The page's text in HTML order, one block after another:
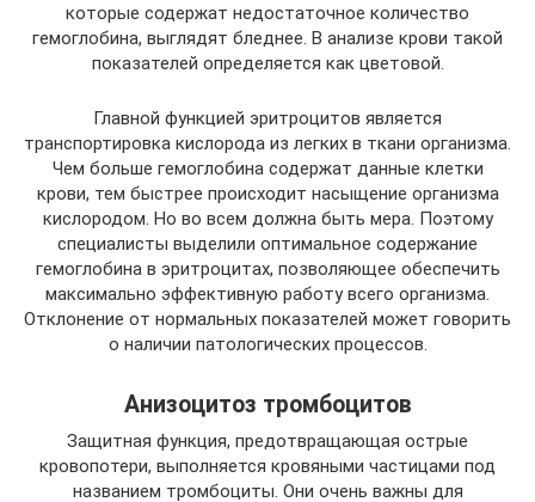
которые содержат недостаточное количество
гемоглобина, выглядят бледнее. В анализе крови такой
показателей определяется как цветовой.
Главной функцией эритроцитов является
транспортировка кислорода из легких в ткани организма.
Чем больше гемоглобина содержат данные клетки
крови, тем быстрее происходит насыщение организма
кислородом. Но во всем должна быть мера. Поэтому
специалисты выделили оптимальное содержание
гемоглобина в эритроцитах, позволяющее обеспечить
максимально эффективную работу всего организма.
Отклонение от нормальных показателей может говорить
о наличии патологических процессов.
Анизоцитоз тромбоцитов
Защитная функция, предотвращающая острые
кровопотери, выполняется кровяными частицами под
названием тромбоциты. Они очень важны для